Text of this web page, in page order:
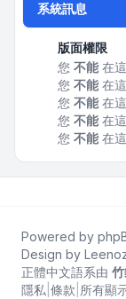
系統訊息
版面權限
您 不能在
您 不能在
您 不能在
您 不能在
您 不能在
Powered by
Design by
正體中文語系由
隱私 條款 所有顯